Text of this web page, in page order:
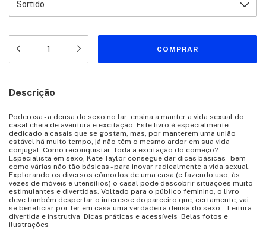
Descrição
Poderosa - a deusa do sexo no lar ensina a manter a vida sexual do
casal cheia de aventura e excitação. Este livro é especialmente
dedicado a casais que se gostam, mas, por manterem uma união
estável há muito tempo, já não têm o mesmo ardor em sua vida
conjugal. Como reconquistar toda a excitação do começo?
Especialista em sexo, Kate Taylor consegue dar dicas básicas - bem
como várias não tão básicas - para inovar radicalmente a vida sexual.
Explorando os diversos cômodos de uma casa (e fazendo uso, às
vezes de móveis e utensílios) o casal pode descobrir situações muito
estimulantes e divertidas. Voltado para o público feminino, o livro
deve também despertar o interesse do parceiro que, certamente, vai
se beneficiar por ter em casa uma verdadeira deusa do sexo. Leitura
divertida e instrutiva Dicas práticas e acessíveis Belas fotos e
ilustrações